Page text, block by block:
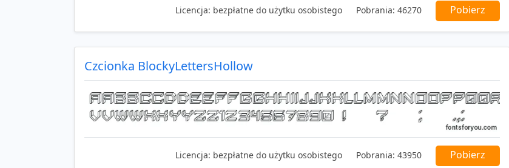
Licencja: bezpłatne do użytku osobistego Pobrania: 46270 Pobierz
Czcionka BlockyLettersHollow
Licencja: bezpłatne do użytku osobistego Pobrania: 43950 Pobierz